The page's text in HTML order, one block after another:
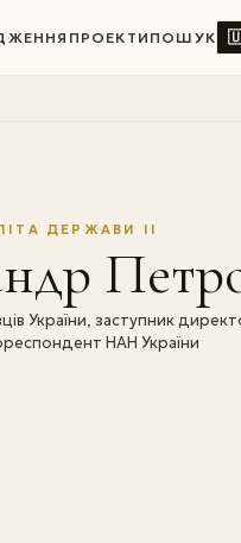
ПРОЕКТИ ПОШУК
ДЕРЖАВИ II
України, заступник
НАН України